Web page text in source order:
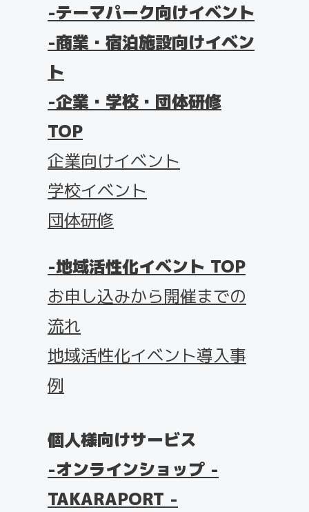
テーマパーク向けイベント
商業・宿泊施設向けイベン
ト
企業・学校・団体研修
TOP
企業向けイベント
学校イベント
団体研修
地域活性化イベント TOP
お申し込みから開催までの
流れ
地域活性化イベント導入事
例
個人様向けサービス
オンラインショップ -
TAKARAPORT -